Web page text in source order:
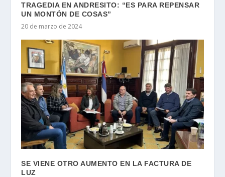
TRAGEDIA EN ANDRESITO: “ES PARA REPENSAR
UN MONTÓN DE COSAS”
20 de marzo de 2024
SE VIENE OTRO AUMENTO EN LA FACTURA DE
LUZ